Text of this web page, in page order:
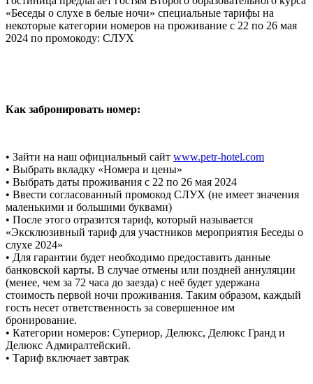
«Беседы о слухе в белые ночи» специальные тарифы на
некоторые категории номеров на проживание с 22 по 26 мая
2024 по промокоду: СЛУХ
Как забронировать номер:
• Зайти на наш официальный сайт www.petr-hotel.com
• Выбрать вкладку «Номера и цены»
• Выбрать даты проживания с 22 по 26 мая 2024
• Ввести согласованный промокод СЛУХ (не имеет значения
маленькими и большими буквами)
• После этого отразится тариф, который называется
«Эксклюзивный тариф для участников мероприятия Беседы о
слухе 2024»
• Для гарантии будет необходимо предоставить данные
банковской карты. В случае отмены или поздней аннуляции
(менее, чем за 72 часа до заезда) с неё будет удержана
стоимость первой ночи проживания. Таким образом, каждый
гость несет ответственность за совершенное им
бронирование.
• Категории номеров: Супериор, Делюкс, Делюкс Гранд и
Делюкс Адмиралтейский.
• Тариф включает завтрак